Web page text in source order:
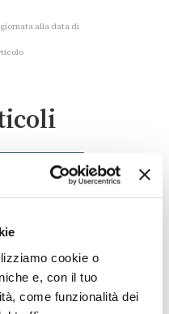
cookie o
e, con il tuo
come funzionalità dei
alla data di